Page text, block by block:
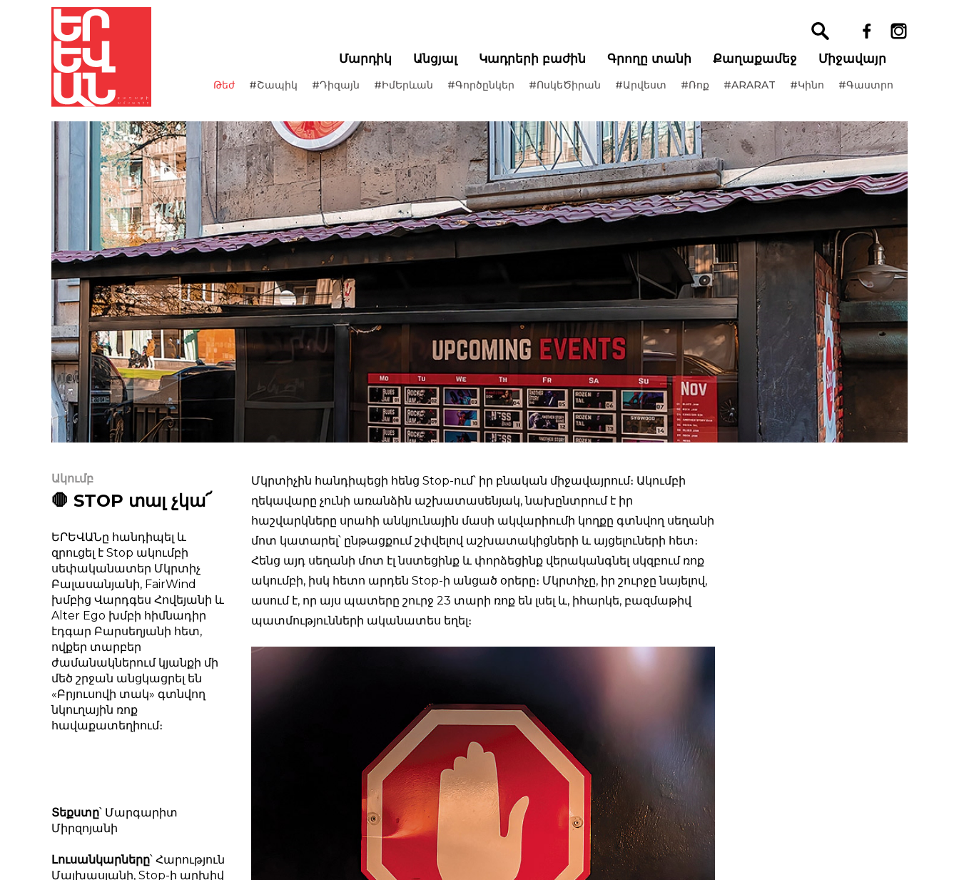
Մարդիկ Անցյալ Կադրերի բաժին Գրողը տանի Քաղաքամեջ Միջավայր
Թեժ #Շապիկ #Դիզայն #ԻմԵրևան #Գործընկեր #ՈսկեԾիրան #Արվեստ #Ռոք #ARARAT #Կինո #Գաստրո
Ակումբ
🛑 STOP տալ չկա՜
ԵՐԵՎԱՆը հանդիպել և
զրուցել է Stop ակումբի
սեփականատեր Մկրտիչ
Բալասանյանի, FairWind
խմբից Վարդգես Հովեյանի և
Alter Ego խմբի հիմնադիր
էդգար Բարսեղյանի հետ,
ովքեր տարբեր
ժամանակներում կյանքի մի
մեծ շրջան անցկացրել են
«Բրյուսովի տակ» գտնվող
նկուղային ռոք
հավաքատեղիում։
Տեքստը՝ Մարգարիտ
Միրզոյանի
Լուսանկարները՝ Հարություն
Մալխասյանի, Stop-ի արխիվ
Մկրտիչին հանդիպեցի հենց Stop-ում՝ իր բնական միջավայրում։ Ակումբի
ղեկավարը չունի առանձին աշխատասենյակ, նախընտրում է իր
հաշվարկները սրահի անկյունային մասի ակվարիումի կողքը գտնվող սեղանի
մոտ կատարել՝ ընթացքում շփվելով աշխատակիցների և այցելուների հետ։
Հենց այդ սեղանի մոտ էլ նստեցինք և փորձեցինք վերականգնել սկզբում ռոք
ակումբի, իսկ հետո արդեն Stop-ի անցած օրերը։ Մկրտիչը, իր շուրջը նայելով,
ասում է, որ այս պատերը շուրջ 23 տարի ռոք են լսել և, իհարկե, բազմաթիվ
պատմությունների ականատես եղել։